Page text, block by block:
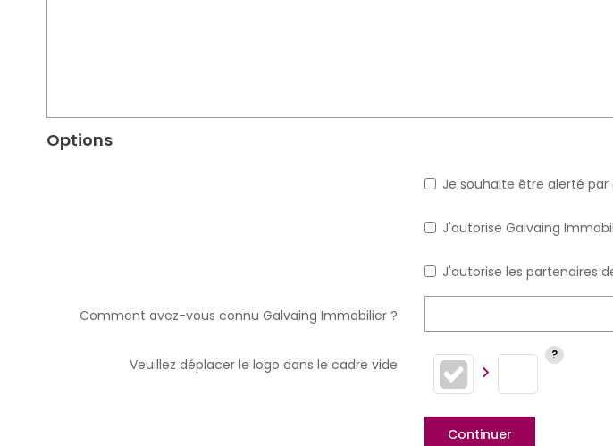
Options
Je souhaite être alerté
J'autorise Galvaing
J'autorise les partenaires
Comment avez-vous connu Galvaing Immobilier ?
Veuillez déplacer le logo dans le cadre vide
Continuer